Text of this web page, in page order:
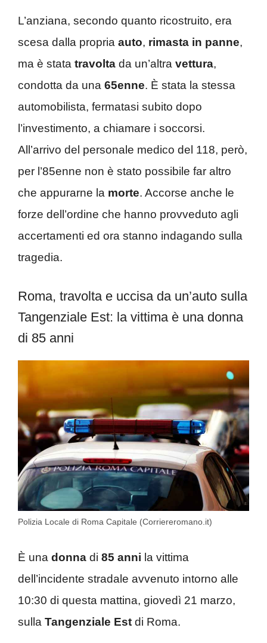
L’anziana, secondo quanto ricostruito, era
scesa dalla propria auto, rimasta in panne,
ma è stata travolta da un’altra vettura,
condotta da una 65enne. È stata la stessa
automobilista, fermatasi subito dopo
l’investimento, a chiamare i soccorsi.
All’arrivo del personale medico del 118, però,
per l’85enne non è stato possibile far altro
che appurarne la morte. Accorse anche le
forze dell’ordine che hanno provveduto agli
accertamenti ed ora stanno indagando sulla
tragedia.
Roma, travolta e uccisa da un’auto sulla
Tangenziale Est: la vittima è una donna
di 85 anni
Polizia Locale di Roma Capitale (Corriereromano.it)
È una donna di 85 anni la vittima
dell’incidente stradale avvenuto intorno alle
10:30 di questa mattina, giovedì 21 marzo,
sulla Tangenziale Est di Roma.